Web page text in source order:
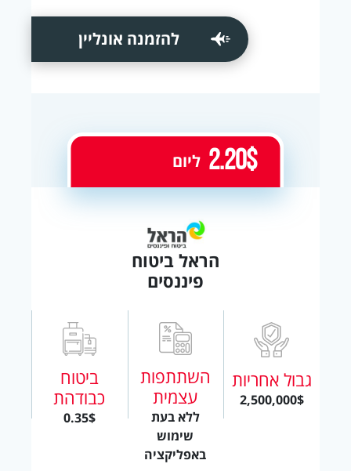
להזמנה אונליין
הראל ביטוח
פיננסים
גבול אחריות
2,500,000$
השתתפות
עצמית
ללא בעת
שימוש
באפליקציה
ביטוח
כבודהת
0.35$
2.20$ ליום